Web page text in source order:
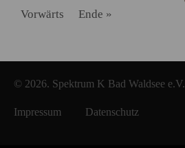
Vorwärts
Ende »
© 2026. Spektrum K Bad Waldsee e.V.
Impressum Datenschutz